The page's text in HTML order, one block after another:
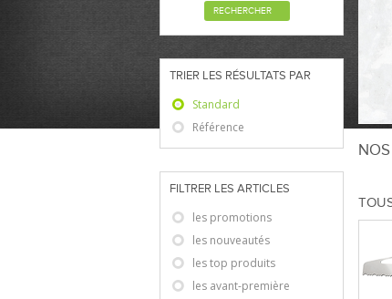
RECHERCHER
TRIER LES RÉSULTATS PAR
Standard
Référence
FILTRER LES ARTICLES
les promotions
les nouveautés
les top produits
les avant-première